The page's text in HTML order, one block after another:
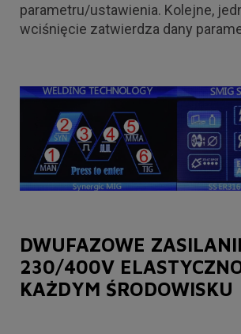
parametru/ustawienia. Kolejne,
wciśnięcie zatwierdza dany
DWUFAZOWE
230/400V
KAŻDYM ŚRODOWISKU